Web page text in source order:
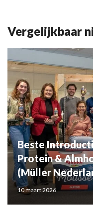
Vergelijkbaar
Beste
Protein &
(Müller
10 maart 2026